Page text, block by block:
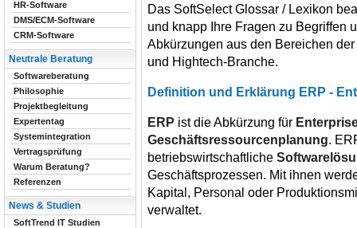
Das SoftSelect Glossar / Lexikon
und knapp Ihre Fragen zu Begriffen
Abkürzungen aus den Bereichen der
und Hightech-Branche.
Definition und Erklärung ERP -
ERP ist die Abkürzung für
Geschäftsressourcenplanung.
betriebswirtschaftliche
Geschäftsprozessen. Mit ihnen
Kapital, Personal oder
verwaltet.
HR-Software
DMS/ECM-Software
CRM-Software
Neutrale Beratung
Softwareberatung
Philosophie
Projektbegleitung
Expertentag
Systemintegration
Vertragsprüfung
Warum Beratung?
Referenzen
News & Studien
SoftTrend IT Studien